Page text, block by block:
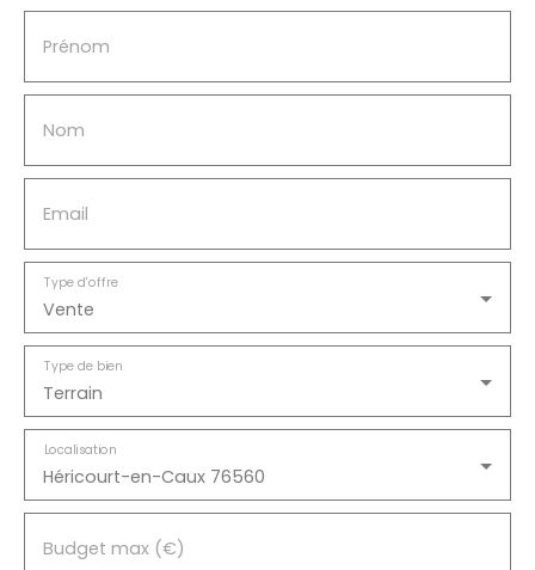
Prénom
Nom
Email
Vente
Type d'offre
Terrain
Type de bien
Héricourt-en-Caux 76560
Localisation
Budget max (€)